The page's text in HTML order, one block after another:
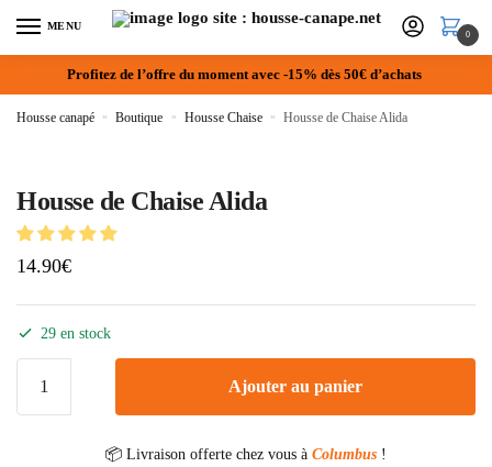
MENU
0
Profitez de l’offre du moment avec -15% dès 50€ d’achats
Housse canapé » Boutique » Housse Chaise » Housse de Chaise Alida
Housse de Chaise Alida
14.90€
29 en stock
Ajouter au panier
📦 Livraison offerte chez vous à Columbus !